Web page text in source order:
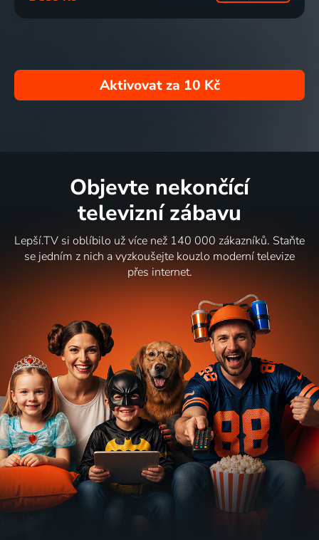
Aktivovat za 10 Kč
Objevte nekončící
televizní zábavu
Lepší.TV si oblíbilo už více než 140 000 zákazníků. Staňte
se jedním z nich a vyzkoušejte kouzlo moderní televize
přes internet.